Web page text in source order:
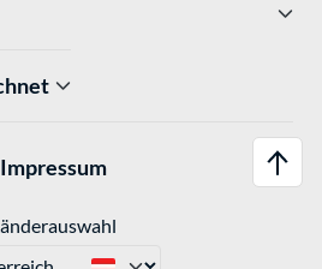
Impressum